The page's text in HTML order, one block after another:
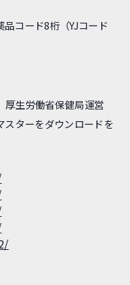
コード8桁（YJコード
厚生労働省保健局運営
スターをダウンロードを